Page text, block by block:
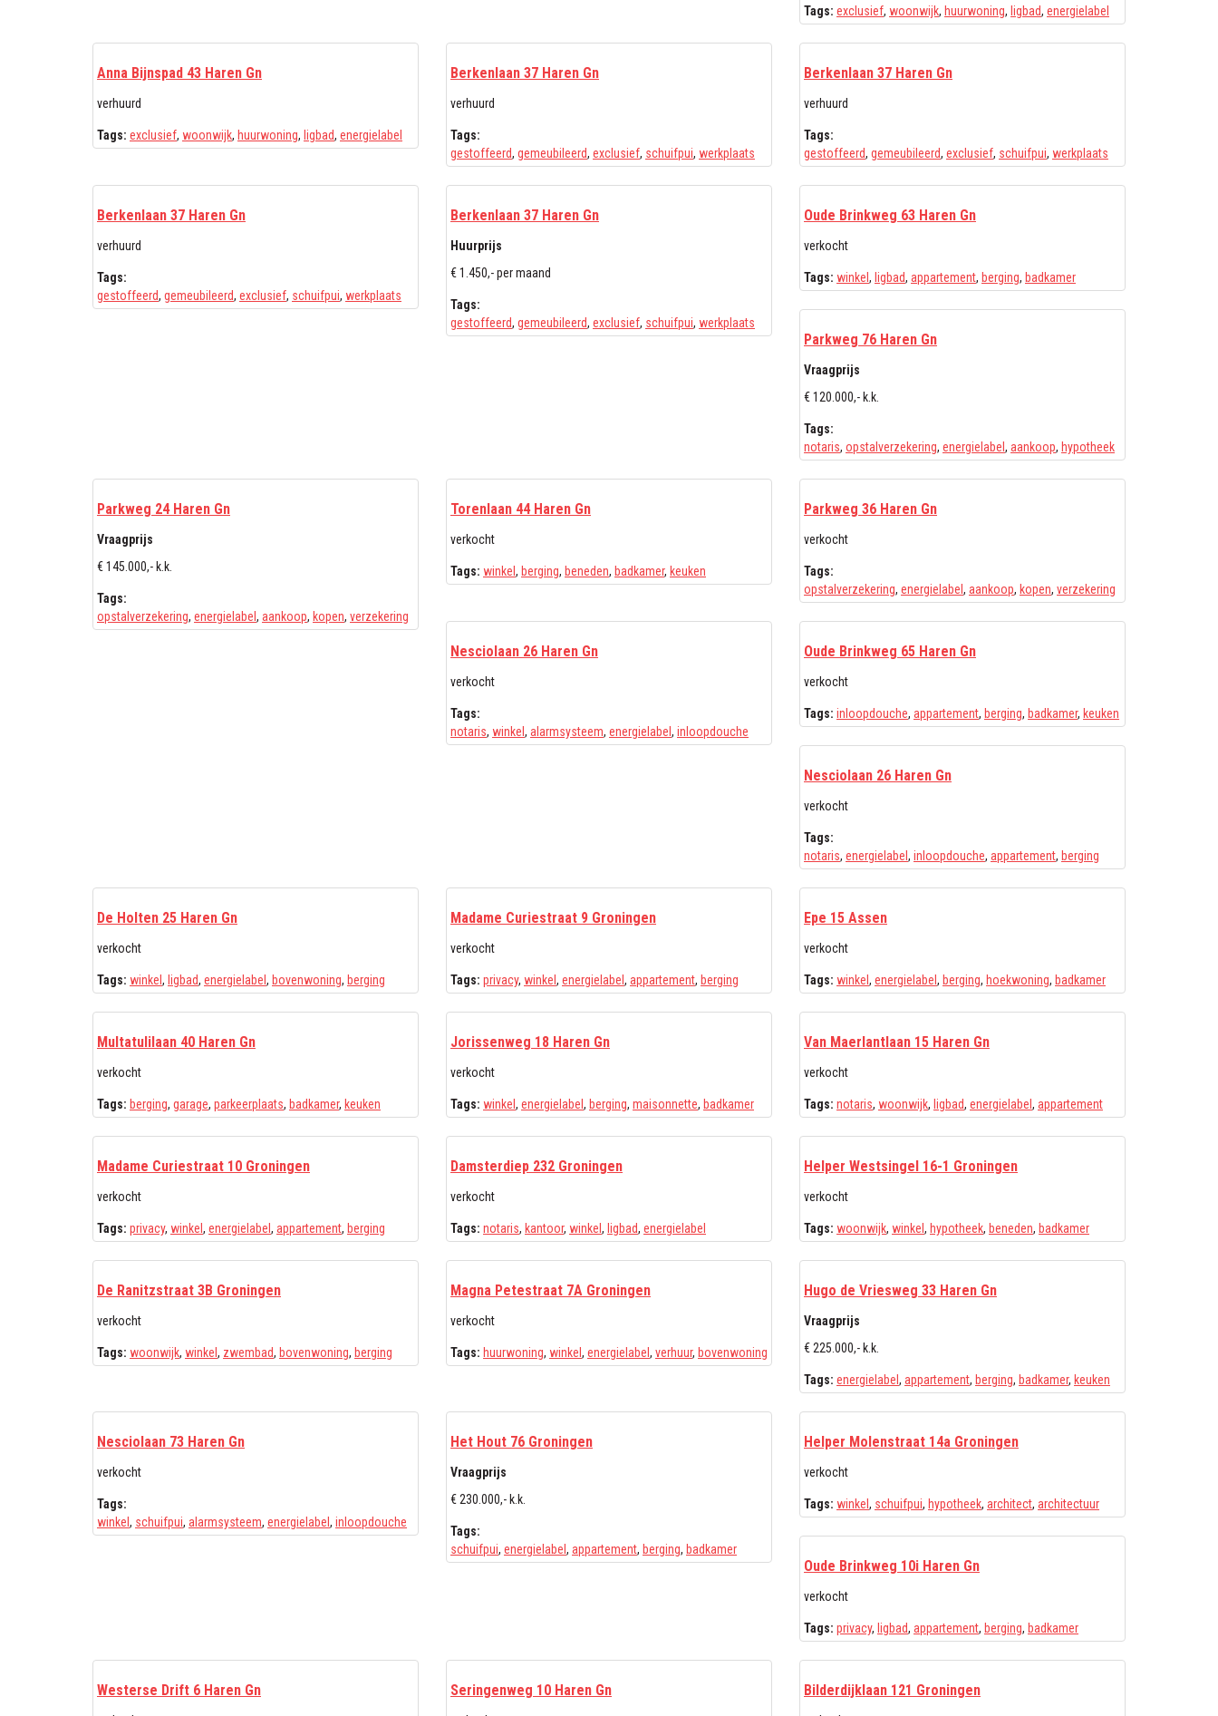
Tags: exclusief, woonwijk, huurwoning, ligbad, energielabel
Anna Bijnspad 43 Haren Gn
verhuurd
Tags: exclusief, woonwijk, huurwoning, ligbad, energielabel
Berkenlaan 37 Haren Gn
verhuurd
Tags:
gestoffeerd, gemeubileerd, exclusief, schuifpui, werkplaats
Berkenlaan 37 Haren Gn
verhuurd
Tags:
gestoffeerd, gemeubileerd, exclusief, schuifpui, werkplaats
Berkenlaan 37 Haren Gn
verhuurd
Tags:
gestoffeerd, gemeubileerd, exclusief, schuifpui, werkplaats
Berkenlaan 37 Haren Gn
Huurprijs
€ 1.450,- per maand
Tags:
gestoffeerd, gemeubileerd, exclusief, schuifpui, werkplaats
Oude Brinkweg 63 Haren Gn
verkocht
Tags: winkel , ligbad, appartement, berging, badkamer
Parkweg 76 Haren Gn
Vraagprijs
€ 120.000,- k.k.
Tags:
notaris, opstalverzekering, energielabel , aankoop, hypotheek
Parkweg 24 Haren Gn
Vraagprijs
€ 145.000,- k.k.
Tags:
opstalverzekering, energielabel , aankoop, kopen, verzekering
Torenlaan 44 Haren Gn
verkocht
Tags: winkel , berging, beneden, badkamer, keuken
Parkweg 36 Haren Gn
verkocht
Tags:
opstalverzekering, energielabel , aankoop, kopen, verzekering
Nesciolaan 26 Haren Gn
verkocht
Tags:
notaris, winkel , alarmsysteem, energielabel , inloopdouche
Oude Brinkweg 65 Haren Gn
verkocht
Tags: inloopdouche, appartement, berging, badkamer, keuken
Nesciolaan 26 Haren Gn
verkocht
Tags:
notaris, energielabel , inloopdouche, appartement, berging
De Holten 25 Haren Gn
verkocht
Tags: winkel , ligbad, energielabel , bovenwoning, berging
Madame Curiestraat 9 Groningen
verkocht
Tags: privacy, winkel , energielabel , appartement, berging
Epe 15 Assen
verkocht
Tags: winkel , energielabel , berging, hoekwoning, badkamer
Multatulilaan 40 Haren Gn
verkocht
Tags: berging, garage, parkeerplaats, badkamer, keuken
Jorissenweg 18 Haren Gn
verkocht
Tags: winkel , energielabel , berging, maisonnette, badkamer
Van Maerlantlaan 15 Haren Gn
verkocht
Tags: notaris, woonwijk, ligbad, energielabel , appartement
Madame Curiestraat 10 Groningen
verkocht
Tags: privacy, winkel , energielabel , appartement, berging
Damsterdiep 232 Groningen
verkocht
Tags: notaris, kantoor, winkel , ligbad, energielabel
Helper Westsingel 16-1 Groningen
verkocht
Tags: woonwijk, winkel , hypotheek, beneden, badkamer
De Ranitzstraat 3B Groningen
verkocht
Tags: woonwijk, winkel , zwembad, bovenwoning, berging
Magna Petestraat 7A Groningen
verkocht
Tags: huurwoning, winkel , energielabel , verhuur, bovenwoning
Hugo de Vriesweg 33 Haren Gn
Vraagprijs
€ 225.000,- k.k.
Tags: energielabel , appartement, berging, badkamer, keuken
Nesciolaan 73 Haren Gn
verkocht
Tags:
winkel , schuifpui, alarmsysteem, energielabel , inloopdouche
Het Hout 76 Groningen
Vraagprijs
€ 230.000,- k.k.
Tags:
schuifpui, energielabel , appartement, berging, badkamer
Helper Molenstraat 14a Groningen
verkocht
Tags: winkel , schuifpui, hypotheek, architect, architectuur
Oude Brinkweg 10i Haren Gn
verkocht
Tags: privacy, ligbad, appartement, berging, badkamer
Westerse Drift 6 Haren Gn Seringenweg 10 Haren Gn Bilderdijklaan 121 Groningen